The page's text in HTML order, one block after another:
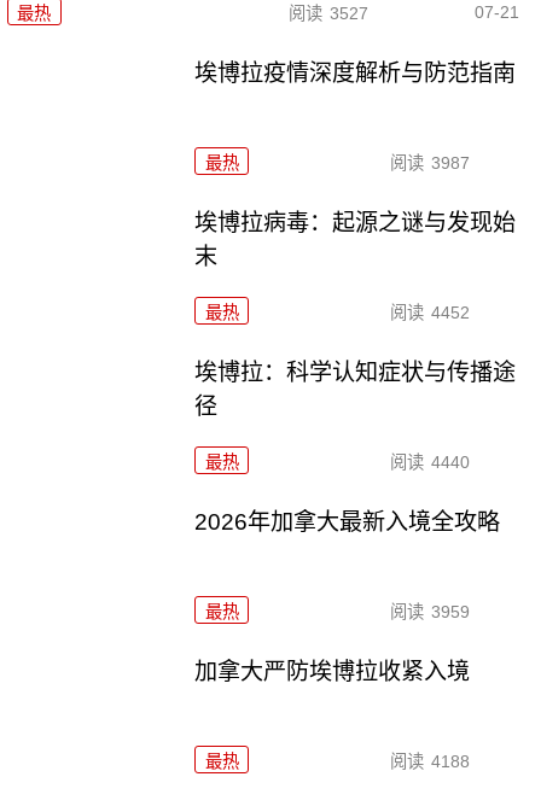
最热 阅读 3527 07-21
埃博拉疫情深度解析与防范指南
最热 阅读 3987
埃博拉病毒：起源之谜与发现始
末
最热 阅读 4452
埃博拉：科学认知症状与传播途
径
最热 阅读 4440
2026年加拿大最新入境全攻略
最热 阅读 3959
加拿大严防埃博拉收紧入境
最热 阅读 4188